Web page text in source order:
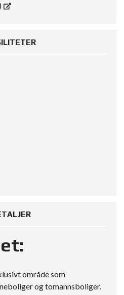
område som
og tomannsboliger.